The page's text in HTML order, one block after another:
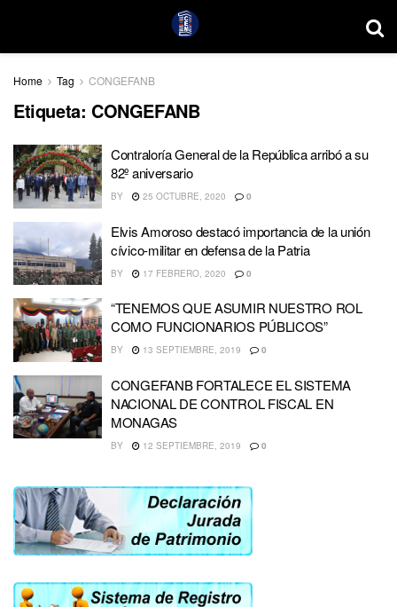
Home Tag CONGEFANB
Etiqueta: CONGEFANB
Contraloría General de la República arribó a su
82º aniversario
BY 25 OCTUBRE, 2020 0
Elvis Amoroso destacó importancia de la unión
cívico-militar en defensa de la Patria
BY 17 FEBRERO, 2020 0
“TENEMOS QUE ASUMIR NUESTRO ROL
COMO FUNCIONARIOS PÚBLICOS”
BY 13 SEPTIEMBRE, 2019 0
CONGEFANB FORTALECE EL SISTEMA
NACIONAL DE CONTROL FISCAL EN
MONAGAS
BY 12 SEPTIEMBRE, 2019 0